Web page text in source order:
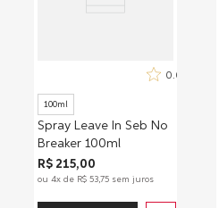
0.0
100ml
Spray Leave In Seb No
Breaker 100ml
R$ 215,00
ou 4x de R$ 53,75 sem juros